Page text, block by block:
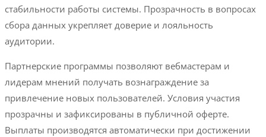
стабильности работы системы. Прозрачность в вопросах
сбора данных укрепляет доверие и лояльность
аудитории.
Партнерские программы позволяют вебмастерам и
лидерам мнений получать вознаграждение за
привлечение новых пользователей. Условия участия
прозрачны и зафиксированы в публичной оферте.
Выплаты производятся автоматически при достижении